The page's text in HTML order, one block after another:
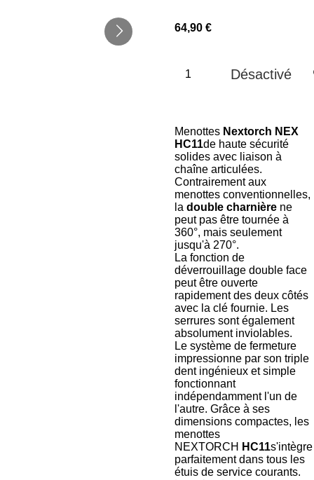
64,90 €
Désactivé
Menottes Nextorch NEX
HC11de haute sécurité
solides avec liaison à
chaîne articulées.
Contrairement aux
menottes conventionnelles,
la double charnière ne
peut pas être tournée à
360°, mais seulement
jusqu'à 270°.
La fonction de
déverrouillage double face
peut être ouverte
rapidement des deux côtés
avec la clé fournie. Les
serrures sont également
absolument inviolables.
Le système de fermeture
impressionne par son triple
dent ingénieux et simple
fonctionnant
indépendamment l'un de
l'autre. Grâce à ses
dimensions compactes, les
menottes
NEXTORCH HC11s'intègre
parfaitement dans tous les
étuis de service courants.